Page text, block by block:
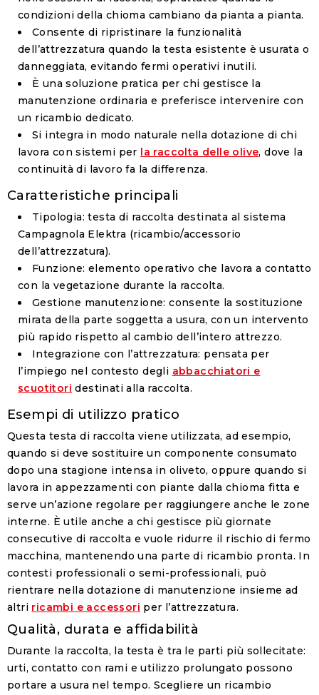
condizioni della chioma cambiano da pianta a pianta.
Consente di ripristinare la funzionalità
dell’attrezzatura quando la testa esistente è usurata o
danneggiata, evitando fermi operativi inutili.
È una soluzione pratica per chi gestisce la
manutenzione ordinaria e preferisce intervenire con
un ricambio dedicato.
Si integra in modo naturale nella dotazione di chi
lavora con sistemi per
la raccolta delle olive, dove la
continuità di lavoro fa la differenza.
Caratteristiche principali
Tipologia: testa di raccolta destinata al sistema
Campagnola Elektra (ricambio/accessorio
dell’attrezzatura).
Funzione: elemento operativo che lavora a contatto
con la vegetazione durante la raccolta.
Gestione manutenzione: consente la sostituzione
mirata della parte soggetta a usura, con un intervento
più rapido rispetto al cambio dell’intero attrezzo.
Integrazione con l’attrezzatura: pensata per
l’impiego nel contesto degli abbacchiatori e
scuotitori destinati alla raccolta.
Esempi di utilizzo pratico
Questa testa di raccolta viene utilizzata, ad esempio,
quando si deve sostituire un componente consumato
dopo una stagione intensa in oliveto, oppure quando si
lavora in appezzamenti con piante dalla chioma fitta e
serve un’azione regolare per raggiungere anche le zone
interne. È utile anche a chi gestisce più giornate
consecutive di raccolta e vuole ridurre il rischio di fermo
macchina, mantenendo una parte di ricambio pronta. In
contesti professionali o semi-professionali, può
rientrare nella dotazione di manutenzione insieme ad
altri ricambi e accessori per l’attrezzatura.
Qualità, durata e affidabilità
Durante la raccolta, la testa è tra le parti più sollecitate:
urti, contatto con rami e utilizzo prolungato possono
portare a usura nel tempo. Scegliere un ricambio